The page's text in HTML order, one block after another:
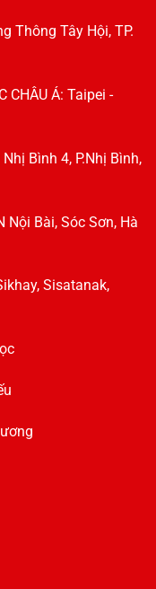
Thông Tây Hội, TP.
CHÂU Á: Taipei -
Bình 4, P.Nhị Bình,
Nội Bài, Sóc Sơn, Hà
Sisatanak,